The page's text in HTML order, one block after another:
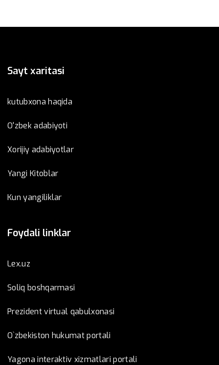
Sayt xaritasi
kutubxona haqida
O'zbek adabiyoti
Xorijiy adabiyotlar
Yangi Kitoblar
Kun yangiliklar
Foydali linklar
Lex.uz
Soliq boshqarmasi
Prezident virtual qabulxonasi
O`zbekiston hukumat portali
Yagona interaktiv xizmatlari portali